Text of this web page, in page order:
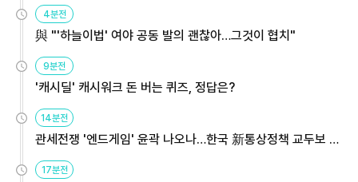
4분전
與 "'하늘이법' 여야 공동 발의 괜찮아…그것이 협치"
9분전
'캐시딜' 캐시워크 돈 버는 퀴즈, 정답은?
14분전
관세전쟁 '엔드게임' 윤곽 나오나…한국 新통상정책 교두보 활
용해야
17분전